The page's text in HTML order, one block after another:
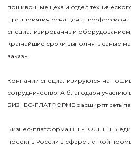
пошивочные цеха и отдел
Предприятия оснащены
специализированным оборудованием,
кратчайшие сроки выполнять самые
заказы.
Компании специализируются на
сотрудничество. А благодаря
БИЗНЕС-ПЛАТФОРМЕ расширят сеть
Бизнес-платформа BEE-TOGETHER
проект в России в сфере лёгкой